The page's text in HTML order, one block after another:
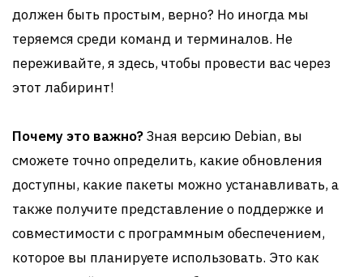
должен быть простым, верно? Но иногда мы
теряемся среди команд и терминалов. Не
переживайте, я здесь, чтобы провести вас через
этот лабиринт!
Почему это важно?Зная версию Debian, вы
сможете точно определить, какие обновления
доступны, какие пакеты можно устанавливать, а
также получите представление о поддержке и
совместимости с программным обеспечением,
которое вы планируете использовать. Это как